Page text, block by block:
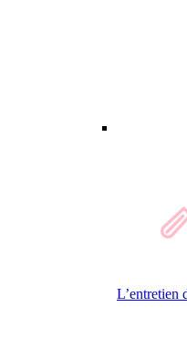
L’entretien